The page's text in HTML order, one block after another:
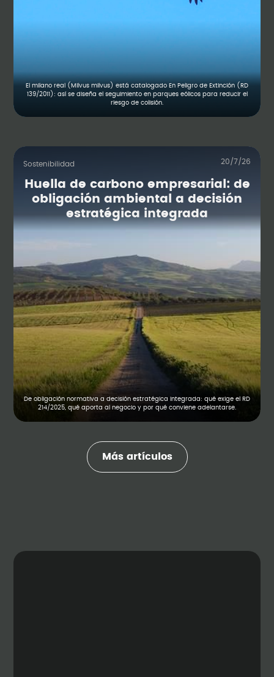
El milano real (Milvus milvus) está catalogado En Peligro de Extinción (RD
139/2011): así se diseña el seguimiento en parques eólicos para reducir el
riesgo de colisión.
Sostenibilidad 20/7/26
Huella de carbono empresarial: de
obligación ambiental a decisión
estratégica integrada
De obligación normativa a decisión estratégica integrada: qué exige el RD
214/2025, qué aporta al negocio y por qué conviene adelantarse.
Más artículos